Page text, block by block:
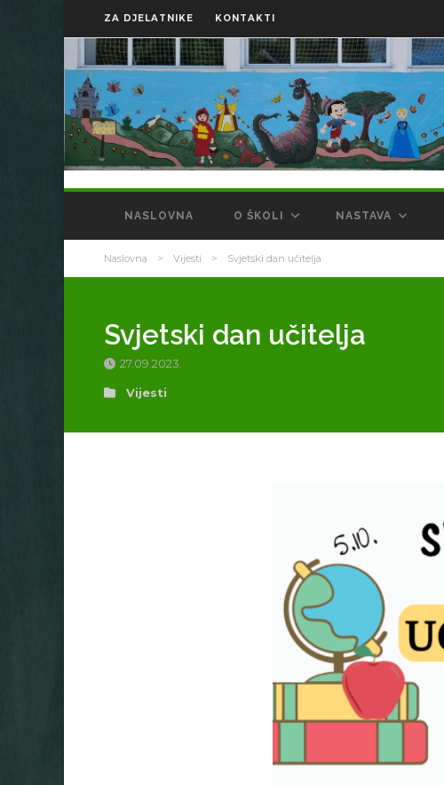
ZA DJELATNIKE KONTAKTI
NASLOVNA O ŠKOLI NASTAVA
Naslovna > Vijesti > Svjetski dan učitelja
Svjetski dan učitelja
27.09.2023.
Vijesti